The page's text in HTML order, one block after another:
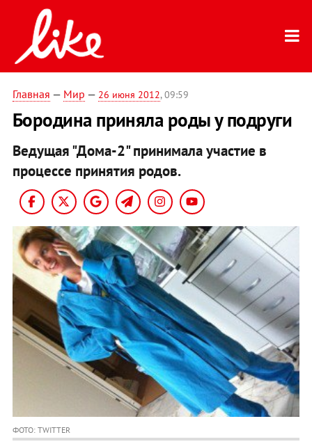
Главная — Мир — 26 июня 2012, 09:59
Бородина приняла роды у подруги
Ведущая "Дома-2" принимала участие в
процессе принятия родов.
ФОТО: TWITTER